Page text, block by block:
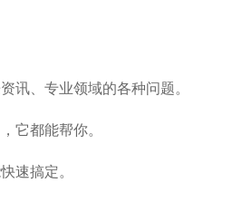
讯、专业领域的各种问题。
它都能帮你。
速搞定。